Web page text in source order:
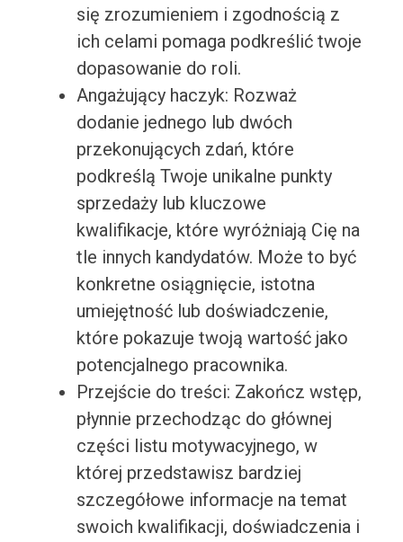
się zrozumieniem i zgodnością z
ich celami pomaga podkreślić twoje
dopasowanie do roli.
Angażujący haczyk: Rozważ
dodanie jednego lub dwóch
przekonujących zdań, które
podkreślą Twoje unikalne punkty
sprzedaży lub kluczowe
kwalifikacje, które wyróżniają Cię na
tle innych kandydatów. Może to być
konkretne osiągnięcie, istotna
umiejętność lub doświadczenie,
które pokazuje twoją wartość jako
potencjalnego pracownika.
Przejście do treści: Zakończ wstęp,
płynnie przechodząc do głównej
części listu motywacyjnego, w
której przedstawisz bardziej
szczegółowe informacje na temat
swoich kwalifikacji, doświadczenia i